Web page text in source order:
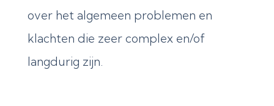
over het algemeen problemen en
klachten die zeer complex en/of
langdurig zijn.